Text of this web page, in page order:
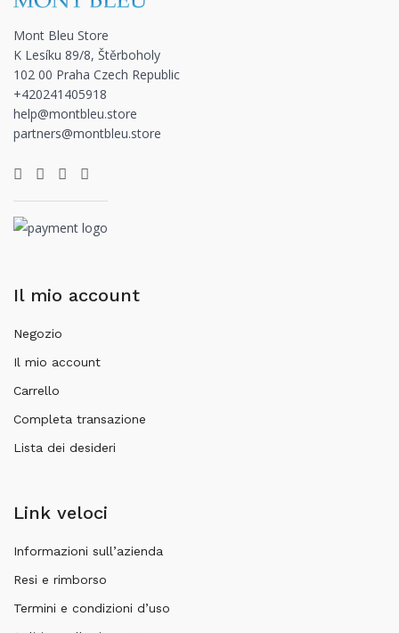
Mont Bleu Store
K Lesíku 89/8, Štěrboholy
102 00 Praha Czech Republic
+420241405918
help@montbleu.store
partners@montbleu.store
Il mio account
Negozio
Il mio account
Carrello
Completa transazione
Lista dei desideri
Link veloci
Informazioni sull’azienda
Resi e rimborso
Termini e condizioni d’uso